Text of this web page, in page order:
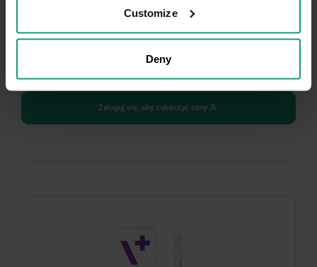
Customize
Deny
VET EXPERT PUPPY SHAMPOO - szampon dla
szczeniąt i kociąt
Zaloguj się, aby zobaczyć ceny